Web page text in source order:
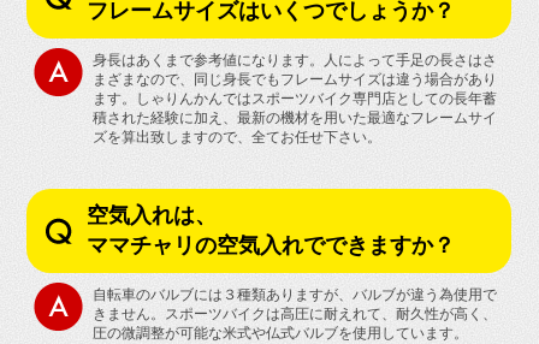
フレームサイズはいくつでしょうか？
身長はあくまで参考値になります。人によって手足の長さはさ
まざまなので、同じ身長でもフレームサイズは違う場合があり
ます。しゃりんかんではスポーツバイク専門店としての長年蓄
積された経験に加え、最新の機材を用いた最適なフレームサイ
ズを算出致しますので、全てお任せ下さい。
空気入れは、
ママチャリの空気入れでできますか？
自転車のバルブには３種類ありますが、バルブが違う為使用で
きません。スポーツバイクは高圧に耐えれて、耐久性が高く、
圧の微調整が可能な米式や仏式バルブを使用しています。